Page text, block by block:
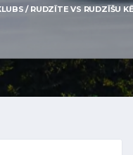
/ RUDZĪTE VS RUDZĪŠU